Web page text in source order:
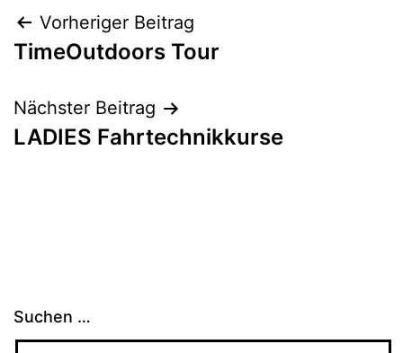
Beitragsnavigation
Vorheriger Beitrag
TimeOutdoors Tour
Nächster Beitrag
LADIES Fahrtechnikkurse
Suchen …